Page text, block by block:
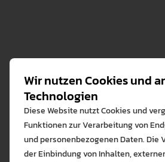
Prorektor für Forschung,
internationale Beziehungen
Mitglied des Hochschulrats
Mitglied des Senats
Sprecher der Prorektoren für
der Pädagogischen
Wir nutzen Cookies und
Technologien
Diese Website nutzt Cookies und
Funktionen zur Verarbeitung von
und personenbezogenen Daten. Die
der Einbindung von Inhalten,